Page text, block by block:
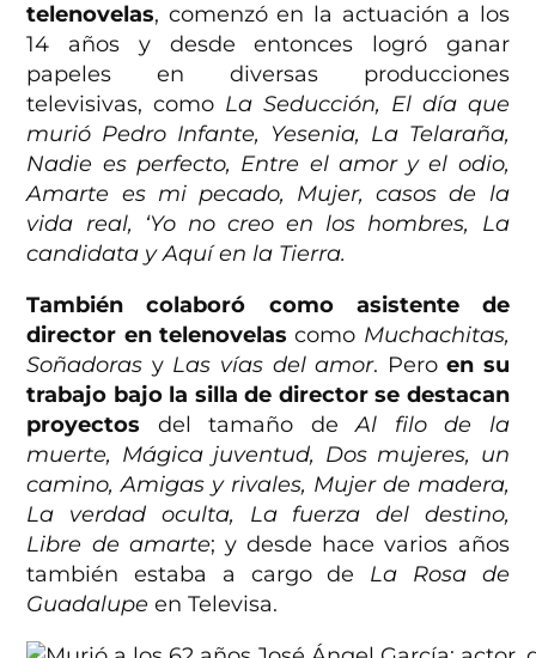
telenovelas, comenzó en la actuación a los
14 años y desde entonces logró ganar
papeles en diversas producciones
televisivas, como La Seducción, El día que
murió Pedro Infante, Yesenia, La Telaraña,
Nadie es perfecto, Entre el amor y el odio,
Amarte es mi pecado, Mujer, casos de la
vida real, ‘Yo no creo en los hombres, La
candidata y Aquí en la Tierra.
También colaboró como asistente de
director en telenovelas como Muchachitas,
Soñadoras yLas vías del amor. Peroen su
trabajo bajo la silla de director se destacan
proyectos del tamaño deAl filo de la
muerte, Mágica juventud, Dos mujeres, un
camino, Amigas y rivales, Mujer de madera,
La verdad oculta, La fuerza del destino,
Libre de amarte; y desde hace varios años
también estaba a cargo de La Rosa de
Guadalupe en Televisa.